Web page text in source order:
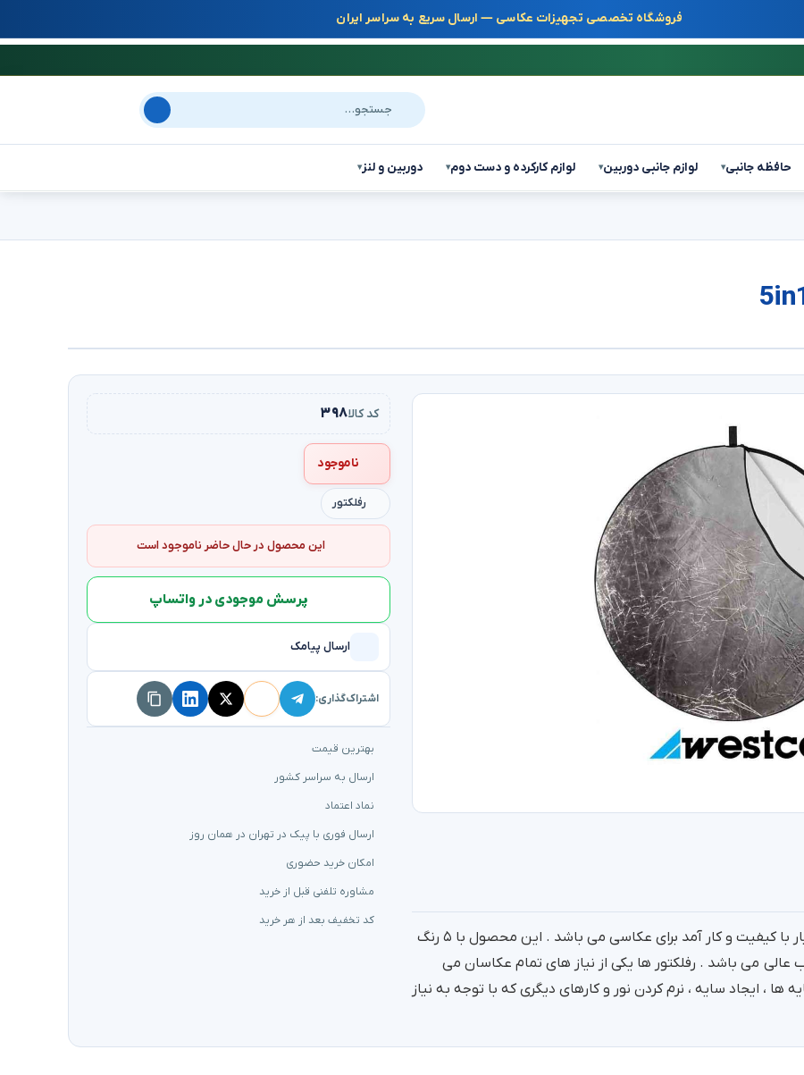
فروشگاه تخصصی تجهیزات عکاسی — ارسال سریع به سراسر ایران
جستجو در سایت
حافظه جانبی▾ لوازم جانبی دوربین▾ لوازم کارکرده و دست دوم▾ دوربین و لنز▾
کد کالا۳۹۸
ناموجود
رفلکتور
این محصول در حال حاضر ناموجود است
پرسش موجودی در واتساپ
ارسال پیامک
اشتراک‌گذاری:
بهترین قیمت
ارسال به سراسر کشور
نماد اعتماد
ارسال فوری با پیک در تهران در همان روز
امکان خرید حضوری
مشاوره تلفنی قبل از خرید
کد تخفیف بعد از هر خرید
رفلکتور ۵ کاره گرد Westcott ، یک محصول چینی بسیار با کیفیت و کار آمد برای عکاسی می باشد . این محصول با ۵ رنگ
عالی می باشد . رفلکتور ها یکی از نیاز های تمام عکاسان می
ها ، ایجاد سایه ، نرم کردن نور و کارهای دیگری که با توجه به نیاز